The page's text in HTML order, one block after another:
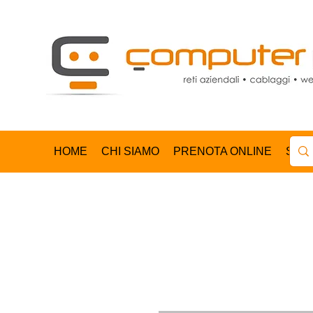
HOME CHI SIAMO PRENOTA ONLINE